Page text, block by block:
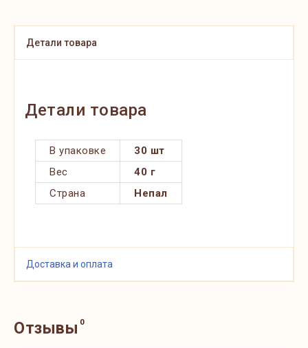
Детали товара
Детали товара
В упаковке
30 шт
Вес
40 г
Страна
Непал
Доставка и оплата
Отзывы 0